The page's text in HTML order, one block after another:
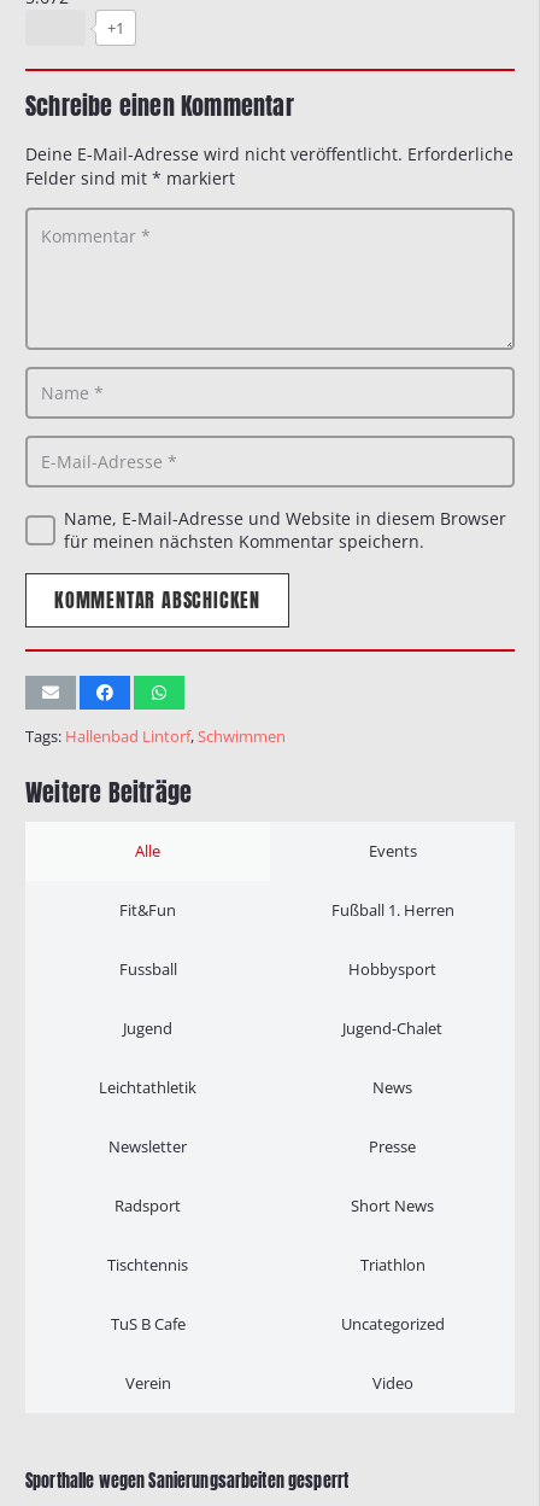
+1
Schreibe einen Kommentar
Deine E-Mail-Adresse wird nicht veröffentlicht. Erforderliche
Felder sind mit * markiert
Name, E-Mail-Adresse und Website in diesem Browser
für meinen nächsten Kommentar speichern.
KOMMENTAR ABSCHICKEN
Tags: Hallenbad Lintorf,Schwimmen
Weitere Beiträge
Alle Events
Fit&Fun Fußball 1. Herren
Fussball Hobbysport
Jugend Jugend-Chalet
Leichtathletik News
Newsletter Presse
Radsport Short News
Tischtennis Triathlon
TuS B Cafe Uncategorized
Verein Video
Sporthalle wegen Sanierungsarbeiten gesperrt